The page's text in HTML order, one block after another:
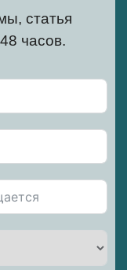
статья
часов.